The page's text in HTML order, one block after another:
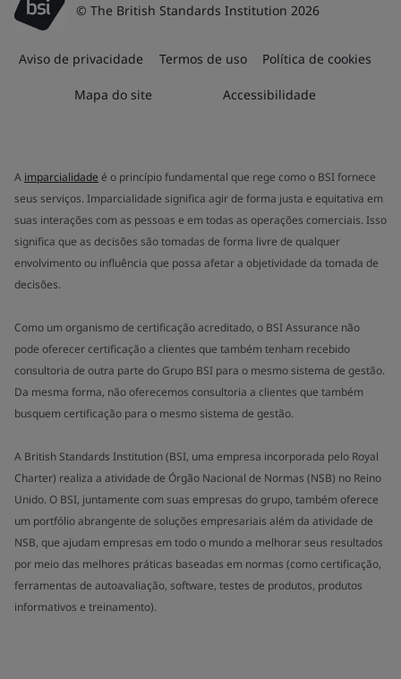
© The British Standards Institution 2026
Aviso de privacidade Termos de uso Política de cookies
Mapa do site Accessibilidade
A imparcialidade é o princípio fundamental que rege como o BSI fornece
seus serviços. Imparcialidade significa agir de forma justa e equitativa em
suas interações com as pessoas e em todas as operações comerciais. Isso
significa que as decisões são tomadas de forma livre de qualquer
envolvimento ou influência que possa afetar a objetividade da tomada de
decisões.
Como um organismo de certificação acreditado, o BSI Assurance não
pode oferecer certificação a clientes que também tenham recebido
consultoria de outra parte do Grupo BSI para o mesmo sistema de gestão.
Da mesma forma, não oferecemos consultoria a clientes que também
busquem certificação para o mesmo sistema de gestão.
A British Standards Institution (BSI, uma empresa incorporada pelo Royal
Charter) realiza a atividade de Órgão Nacional de Normas (NSB) no Reino
Unido. O BSI, juntamente com suas empresas do grupo, também oferece
um portfólio abrangente de soluções empresariais além da atividade de
NSB, que ajudam empresas em todo o mundo a melhorar seus resultados
por meio das melhores práticas baseadas em normas (como certificação,
ferramentas de autoavaliação, software, testes de produtos, produtos
informativos e treinamento).